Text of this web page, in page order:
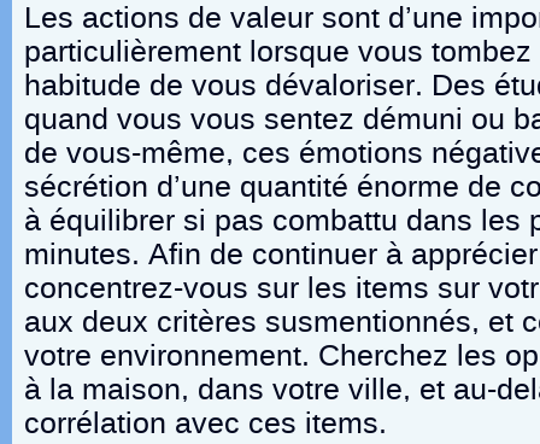
Les actions de valeur sont d’une
particulièrement lorsque vous
habitude de vous dévaloriser. Des
quand vous vous sentez démuni ou
de vous-même, ces émotions
sécrétion d’une quantité énorme de
à équilibrer si pas combattu dans les
minutes. Afin de continuer à
concentrez-vous sur les items sur
aux deux critères susmentionnés, et
votre environnement. Cherchez les
à la maison, dans votre ville, et au-
corrélation avec ces items.